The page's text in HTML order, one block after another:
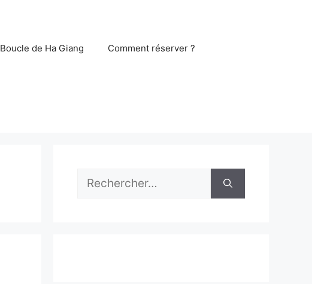
Boucle de Ha Giang Comment réserver ?
Rechercher :